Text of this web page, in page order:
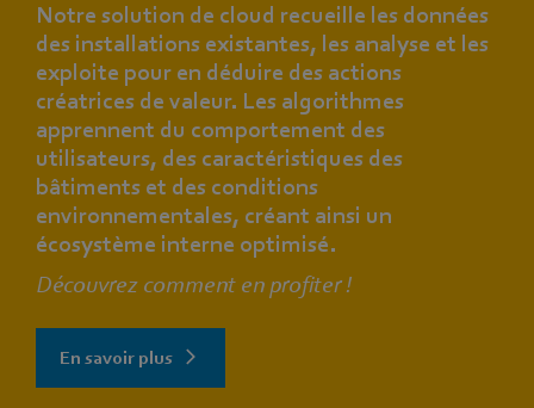
Notre solution de cloud recueille les données
des installations existantes, les analyse et les
exploite pour en déduire des actions
créatrices de valeur. Les algorithmes
apprennent du comportement des
utilisateurs, des caractéristiques des
bâtiments et des conditions
environnementales, créant ainsi un
écosystème interne optimisé.
Découvrez comment en profiter !
En savoir plus